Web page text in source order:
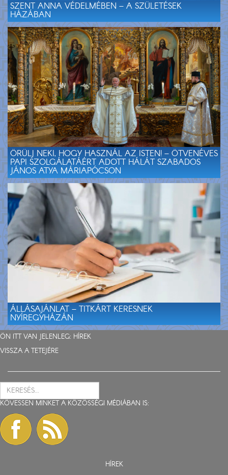
SZENT ANNA VÉDELMÉBEN – A SZÜLETÉSEK
HÁZÁBAN
ÖRÜLJ NEKI, HOGY HASZNÁL AZ ISTEN! – ÖTVENÉVES
PAPI SZOLGÁLATÁÉRT ADOTT HÁLÁT SZABADOS
JÁNOS ATYA MÁRIAPÓCSON
ÁLLÁSAJÁNLAT – TITKÁRT KERESNEK
NYÍREGYHÁZÁN
ÖN ITT VAN JELENLEG: HÍREK
VISSZA A TETEJÉRE
KÖVESSEN MINKET A KÖZÖSSÉGI MÉDIÁBAN IS:
HÍREK